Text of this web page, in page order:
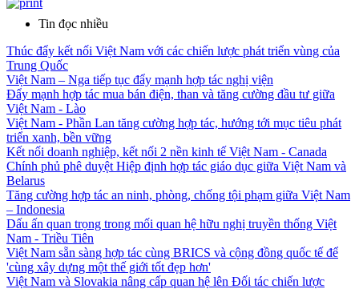
Tin đọc nhiều
Thúc đẩy kết nối Việt Nam với các chiến lược phát triển vùng của
Trung Quốc
Việt Nam – Nga tiếp tục đẩy mạnh hợp tác nghị viện
Đẩy mạnh hợp tác mua bán điện, than và tăng cường đầu tư giữa
Việt Nam - Lào
Việt Nam - Phần Lan tăng cường hợp tác, hướng tới mục tiêu phát
triển xanh, bền vững
Kết nối doanh nghiệp, kết nối 2 nền kinh tế Việt Nam - Canada
Chính phủ phê duyệt Hiệp định hợp tác giáo dục giữa Việt Nam và
Belarus
Tăng cường hợp tác an ninh, phòng, chống tội phạm giữa Việt Nam
– Indonesia
Dấu ấn quan trọng trong mối quan hệ hữu nghị truyền thống Việt
Nam - Triều Tiên
Việt Nam sẵn sàng hợp tác cùng BRICS và cộng đồng quốc tế để
'cùng xây dựng một thế giới tốt đẹp hơn'
Việt Nam và Slovakia nâng cấp quan hệ lên Đối tác chiến lược